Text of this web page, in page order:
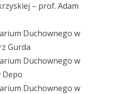
– prof. Adam
Duchownego w
Gurda
Duchownego w
Depo
Duchownego w